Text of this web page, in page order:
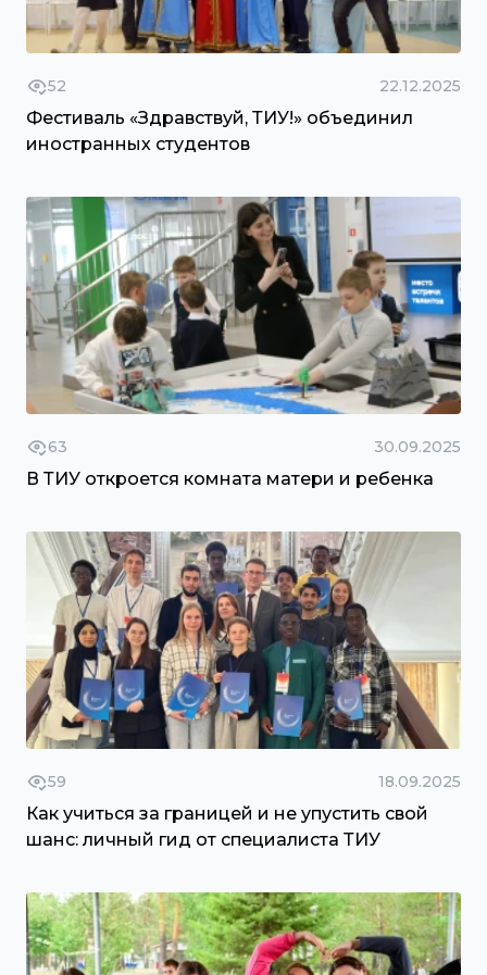
52 22.12.2025
Фестиваль «Здравствуй, ТИУ!» объединил
иностранных студентов
63 30.09.2025
В ТИУ откроется комната матери и ребенка
59 18.09.2025
Как учиться за границей и не упустить свой
шанс: личный гид от специалиста ТИУ